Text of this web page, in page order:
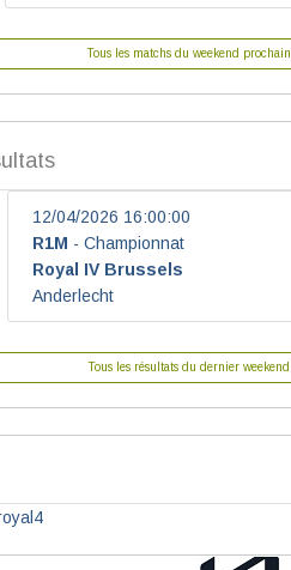
Tous les matchs du weekend prochain
16:00:00
Brussels
Tous les résultats du dernier weekend